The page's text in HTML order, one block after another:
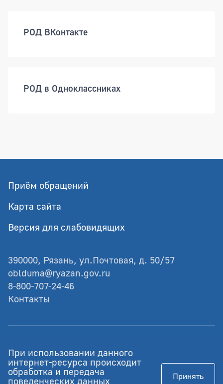
РОД ВКонтакте
РОД в Одноклассниках
Приём обращений
Карта сайта
Версия для слабовидящих
390000, Рязань, ул.Почтовая, д. 50/57
oblduma@ryazan.gov.ru
8-800-707-24-46
Контакты
© Рязанская областная Дума
Разработка - GIANIT.ru
Работает на Российском ПО
При использовании данного
интернет-ресурса происходит
обработка и передача
поведенческих данных
Принять